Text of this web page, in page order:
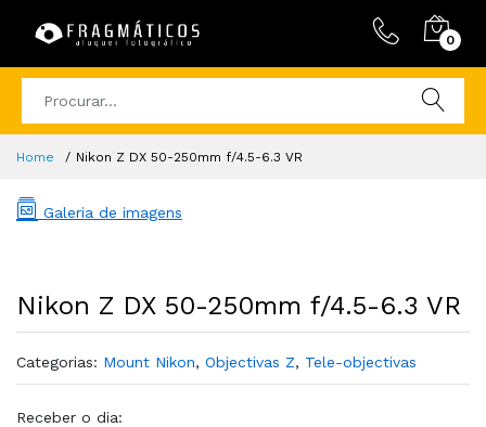
0
Home Nikon Z DX 50-250mm f/4.5-6.3 VR
Galeria de imagens
Nikon Z DX 50-250mm f/4.5-6.3 VR
Categorias: Mount Nikon, Objectivas Z, Tele-objectivas
Receber o dia: